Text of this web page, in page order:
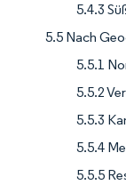
5.4.3
5.5 Nach
5.5.1
5.5.2
5.5.3
5.5.4
5.5.5